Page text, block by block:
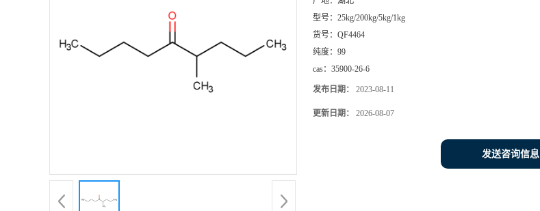
型号： 25kg/200kg/5kg/1kg
货号： QF4464
纯度： 99
cas： 35900-26-6
发布日期： 2023-08-11
更新日期： 2026-08-07
发送咨询信息